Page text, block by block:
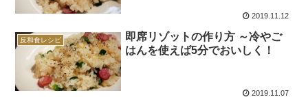
2019.11.12
反和食レシピ
即席リゾットの作り方 ～冷やご
はんを使えば5分でおいしく！
2019.11.07